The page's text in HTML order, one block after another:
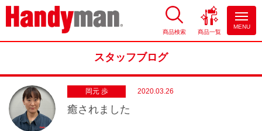
お風呂やキッチンのリフォーム
商品検索 商品一覧
MENU
スタッフブログ
岡元 歩 2020.03.26
癒されました